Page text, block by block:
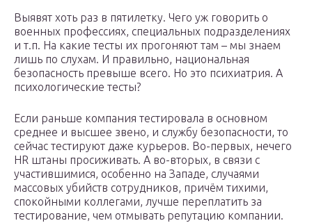
Выявят хоть раз в пятилетку. Чего уж говорить о
военных профессиях, специальных подразделениях
и т.п. На какие тесты их прогоняют там – мы знаем
лишь по слухам. И правильно, национальная
безопасность превыше всего. Но это психиатрия. А
психологические тесты?
Если раньше компания тестировала в основном
среднее и высшее звено, и службу безопасности, то
сейчас тестируют даже курьеров. Во-первых, нечего
HR штаны просиживать. А во-вторых, в связи с
участившимися, особенно на Западе, случаями
массовых убийств сотрудников, причём тихими,
спокойными коллегами, лучше переплатить за
тестирование, чем отмывать репутацию компании.